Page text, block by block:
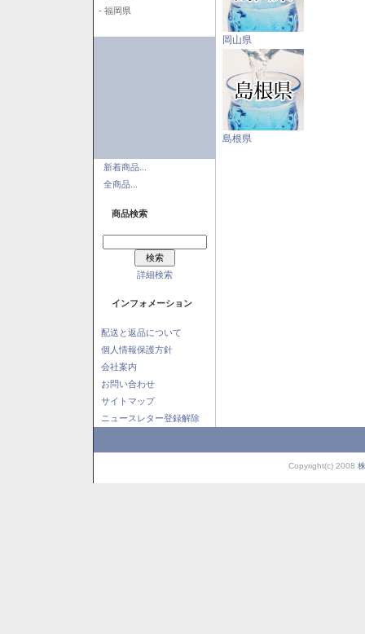
- 福岡県
新着商品...
全商品...
商品検索
詳細検索
インフォメーション
配送と返品について
個人情報保護方針
会社案内
お問い合わせ
サイトマップ
ニュースレター登録解除
岡山県
島根県
Copyright(c) 2008